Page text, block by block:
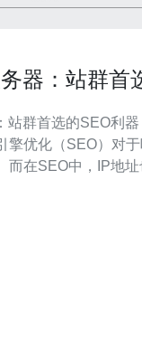
器：站群首
的SEO利器 在当今的互联网时
擎优化（SEO）对
而在SEO中，IP地
多IP服务器是指一个服务